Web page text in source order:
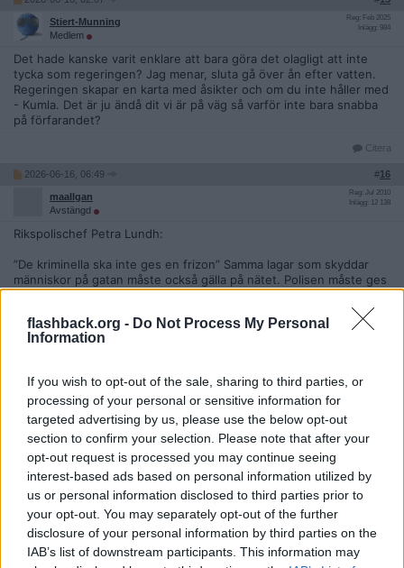
flashback.org - Do Not Process My Personal
Information
If you wish to opt-out of the sale, sharing to third parties, or
processing of your personal or sensitive information for
targeted advertising by us, please use the below opt-out
section to confirm your selection. Please note that after your
opt-out request is processed you may continue seeing
interest-based ads based on personal information utilized by
us or personal information disclosed to third parties prior to
your opt-out. You may separately opt-out of the further
disclosure of your personal information by third parties on the
IAB’s list of downstream participants. This information may
Stiert-Munning
Medlem
Reg: Feb 2025
Inlägg: 984
Det hade kanske varit enklare att bara göra det olagligt att inte
tycka som regeringen? Jag menar, sluta gå över ån efter vatten.
Regeringen skapar en karta med åsikter och om du inte håller med
- Kumla. Det är ju ändå dit vi är på väg så varför inte bara snabba
på förfarandet?
Citera
2026-06-16, 06:49 #16
maallgan
Avstängd
Reg: Jul 2010
Inlägg: 12 138
Rikspolischef Petra Lundh:
”De kriminella ska inte ges en frizon” Samma lagar som skyddar
människor på gatan måste också gälla på nätet. Polisen måste ges
bättre möjlighet att ingripa mot brottsligheten i digitala miljöer,
https://www.svd.se/a/9p6dLl/rikspolischefen-de-kriminella-ska-int
Citera
2026-06-16, 10:44
Devalvera
Medlem
Inlägg: 1 550
Citat:
Ursprungligen postat avtriptyken
Om man läser lagförslaget så ser det ut som FB sitter lugnt.
Tänker att det kan bli hårdare med stjärnor i folks namn men
bortom det verkar det OK för vår del?